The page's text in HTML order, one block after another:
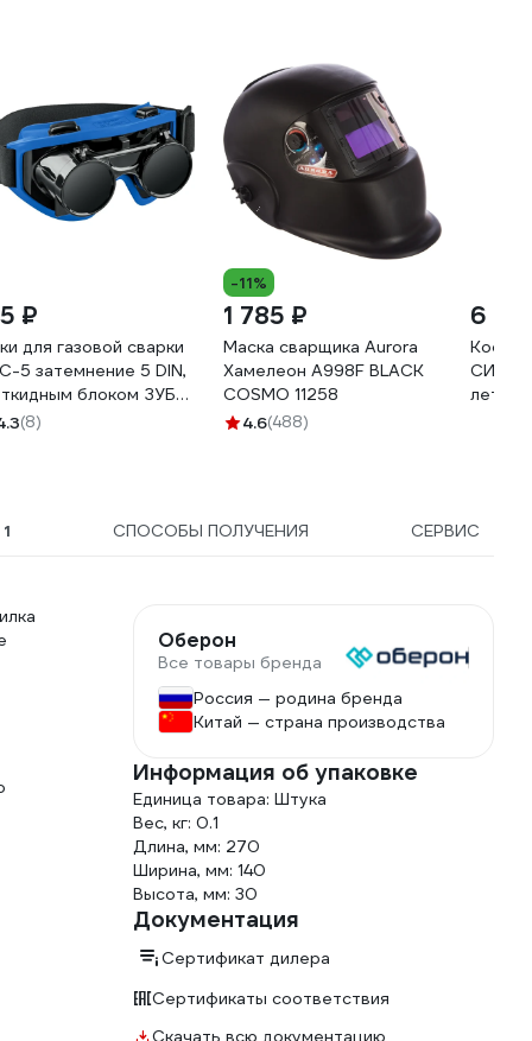
₽
для газовой сварки
5 затемнение 5 DIN,
блоком ЗУБР
(8)
-11%
1 785 ₽
Маска сварщика Aurora
Хамелеон A998F BLACK
COSMO 11258
4.6(488)
6
1 СПОСОБЫ ПОЛУЧЕНИЯ СЕРВИС
Оберон
Все товары бренда
Россия — родина бренда
Китай — страна производства
Информация об упаковке
Единица товара: Штука
Вес, кг: 0.1
Длина, мм: 270
Ширина, мм: 140
Высота, мм: 30
Документация
Сертификат дилера
Сертификаты соответствия
Скачать всю документацию